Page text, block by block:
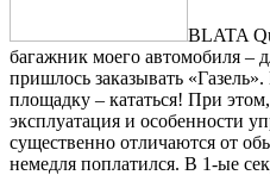
BLATA
багажник моего автомобиля –
пришлось заказывать
площадку – кататься! При
эксплуатация и особенности
существенно отличаются от
немедля поплатился. В 1-ые